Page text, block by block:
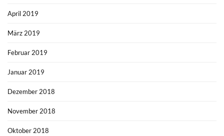
April 2019
März 2019
Februar 2019
Januar 2019
Dezember 2018
November 2018
Oktober 2018